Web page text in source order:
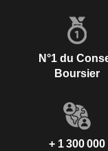
N°1 du
Boursier
+ 1 300 000